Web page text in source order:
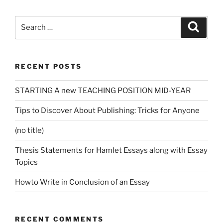
RECENT POSTS
STARTING A new TEACHING POSITION MID-YEAR
Tips to Discover About Publishing: Tricks for Anyone
(no title)
Thesis Statements for Hamlet Essays along with Essay
Topics
Howto Write in Conclusion of an Essay
RECENT COMMENTS